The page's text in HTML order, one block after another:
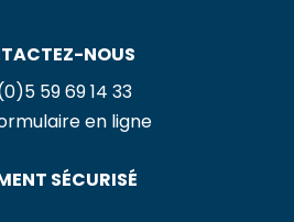
NOUS
59 69 14 33
en ligne
SÉCURISÉ